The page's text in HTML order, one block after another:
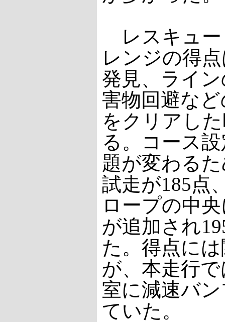
レスキュー
レンジの得
発見、ライ
害物回避な
をクリアし
る。コース
題が変わる
試走が185点
ロープの中
が追加され
た。得点に
が、本走行
室に減速バ
ていた。